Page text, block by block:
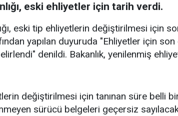
eski ehliyetler için tarih verdi.
eski tip ehliyetlerin değiştirilmesi için
yapılan duyuruda "Ehliyetler için
denildi. Bakanlık, yenilenmiş
değiştirilmesi için tanınan süre belli
sürücü belgeleri geçersiz